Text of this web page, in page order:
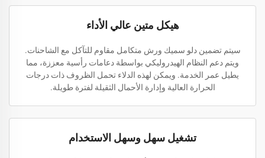
هيكل متين عالي الأداء
سيتم تضمين دلو سميك ورش متكامل مقاوم للتآكل مع الشاحنات.
ويتم دعم النظام الهيدروليكي بواسطة دعامات رأسية معززة، مما
يطيل عمر الخدمة. ويمكن لهذه الدلاء تحمل الظروف ذات درجات
الحرارة العالية وإدارة الأحمال الثقيلة لفترة طويلة.
تشغيل سهل وسهل الاستخدام